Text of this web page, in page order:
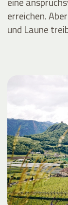
erreichen.
und Laune